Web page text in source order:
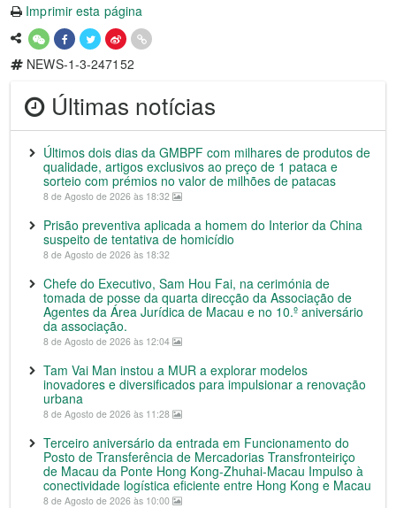
Imprimir esta página
NEWS-1-3-247152
Últimas notícias
Últimos dois dias da GMBPF com milhares de produtos de
qualidade, artigos exclusivos ao preço de 1 pataca e
sorteio com prémios no valor de milhões de patacas
8 de Agosto de 2026 às 18:32
Prisão preventiva aplicada a homem do Interior da China
suspeito de tentativa de homicídio
8 de Agosto de 2026 às 18:32
Chefe do Executivo, Sam Hou Fai, na cerimónia de
tomada de posse da quarta direcção da Associação de
Agentes da Área Jurídica de Macau e no 10.º aniversário
da associação.
8 de Agosto de 2026 às 12:04
Tam Vai Man instou a MUR a explorar modelos
inovadores e diversificados para impulsionar a renovação
urbana
8 de Agosto de 2026 às 11:28
Terceiro aniversário da entrada em Funcionamento do
Posto de Transferência de Mercadorias Transfronteiriço
de Macau da Ponte Hong Kong-Zhuhai-Macau Impulso à
conectividade logística eficiente entre Hong Kong e Macau
8 de Agosto de 2026 às 10:00